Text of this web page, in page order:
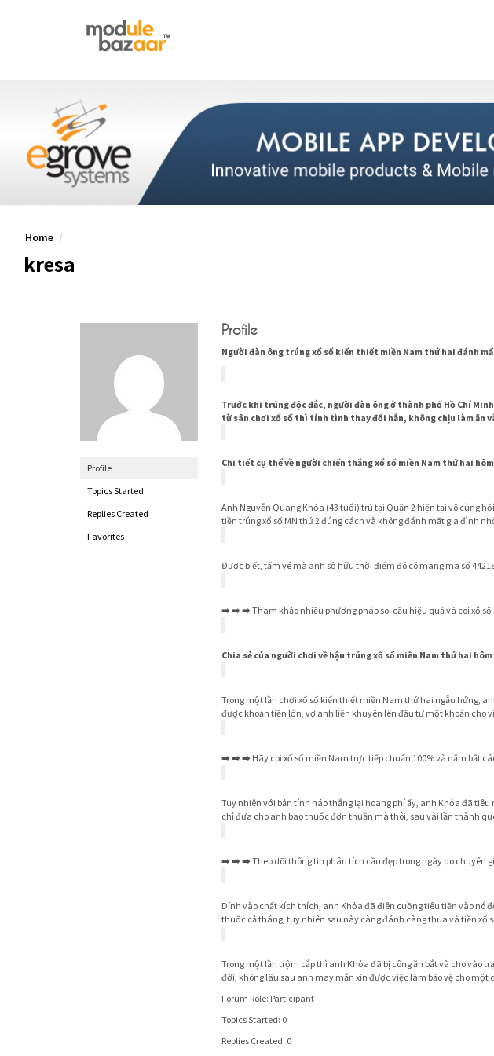
Home
kresa
Profile
Topics Started
Replies Created
Favorites
Profile
Người đàn ông trúng xổ số kiến thiết miền Nam thứ hai đánh
Trước khi trúng độc đắc, người đàn ông ở thành phố Hồ Chí
từ sân chơi xổ số thì tính tình thay đổi hẳn, không chịu làm ăn
Chi tiết cụ thể về người chiến thắng xổ số miền Nam thứ hai
Anh Nguyễn Quang Khỏa (43 tuổi) trú tại Quận 2 hiện tại vô cùng
tiền trúng xổ số MN thứ 2 đúng cách và không đánh mất gia đình
Được biết, tấm vé mà anh sở hữu thời điểm đó có mang mã số
➡️ ➡️ ➡️ Tham khảo nhiều phương pháp soi cầu hiệu quả và coi xổ
Chia sẻ của người chơi về hậu trúng xổ số miền Nam thứ hai
Trong một lần chơi xổ số kiến thiết miền Nam thứ hai ngẫu hứng,
được khoản tiền lớn, vợ anh liền khuyên lên đầu tư một khoản cho
➡️ ➡️ ➡️ Hãy coi xổ số miền Nam trực tiếp chuẩn 100% và nắm bắt
Tuy nhiên với bản tính háo thắng lại hoang phí ấy, anh Khỏa đã
chỉ đưa cho anh bao thuốc đơn thuần mà thôi, sau vài lần thành
➡️ ➡️ ➡️ Theo dõi thông tin phân tích cầu đẹp trong ngày do chuyên
Dính vào chất kích thích, anh Khỏa đã điên cuồng tiêu tiền vào nó
thuốc cả tháng, tuy nhiên sau này càng đánh càng thua và tiền xổ
Trong một lần trộm cắp thì anh Khỏa đã bị công ăn bắt và cho vào
đời, không lâu sau anh may mắn xin được việc làm bảo vệ cho
Forum Role: Participant
Topics Started: 0
Replies Created: 0